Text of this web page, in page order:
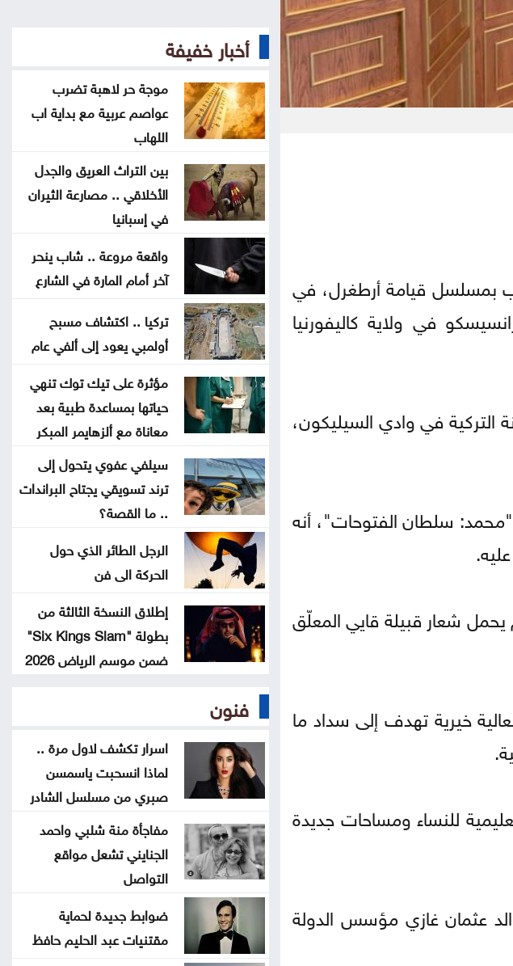
بمسلسل قيامة أرطغرل، في
في ولاية كاليفورنيا
التركية في وادي السيليكون،
سلطان الفتوحات"، أنه
يحمل شعار قبيلة قايي المعلّق
خيرية تهدف إلى سداد ما
للنساء ومساحات جديدة
عثمان غازي مؤسس الدولة
منذ أشهر
بعد العدوان الواسع .. الاحتلال
ينسحب من مخيم قلنديا وكفر عقب
المغرب يتعاون لإعادة القُصّر المغاربة
الموجودين لدى إسبانيا
ارتفاع الدولار مقابل الين واليورو
الجمعة
أسعار النفط تواصل ارتفاعها الجمعة
طقس صيفي عادي اليوم وارتفاع
الأحد والاثنين
بعد أقوى صعود منذ فبراير .. إلى أين
تتجه أسعار الذهب؟
تهنئة لــ الدكتور القاضي بسام
التلاهين
بعد موسم التخريج .. هل أصبحت
الشهادة الجامعية كافية؟
أخبار خفيفة
موجة حر لاهبة تضرب
عواصم عربية مع بداية اب
اللهاب
بين التراث العريق والجدل
الأخلاقي .. مصارعة الثيران
في إسبانيا
واقعة مروعة .. شاب ينحر
آخر أمام المارة في الشارع
تركيا .. اكتشاف مسبح
أولمبي يعود إلى ألفي عام
مؤثرة على تيك توك تنهي
حياتها بمساعدة طبية بعد
معاناة مع ألزهايمر المبكر
سيلفي عفوي يتحول إلى
ترند تسويقي يجتاح البراندات
.. ما القصة؟
الرجل الطائر الذي حول
الحركة الى فن
إطلاق النسخة الثالثة من
بطولة "Six Kings Slam"
ضمن موسم الرياض 2026
فنون
اسرار تكشف لاول مرة ..
لماذا انسحبت ياسمسن
صبري من مسلسل الشادر
مفاجأة منة شلبي واحمد
الجنايني تشعل مواقع
التواصل
ضوابط جديدة لحماية
مقتنيات عبد الحليم حافظ